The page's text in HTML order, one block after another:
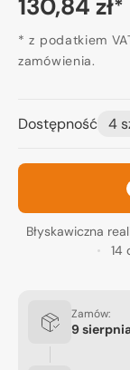
Cena
regularna
130,84 zł*
* z podatkiem
zamówienia.
Dostępność 4
Błyskawiczna
14
Zamów:
9